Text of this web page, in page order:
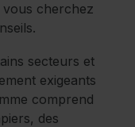
cherchez
secteurs et
exigeants
comprend
des